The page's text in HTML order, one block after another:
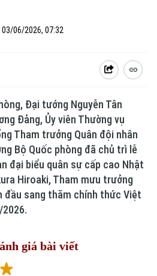
03/06/2026, 07:32
Đại tướng Nguyễn Tân
Đảng, Ủy viên Thường vụ
Tham trưởng Quân đội nhân
Bộ Quốc phòng đã chủ trì lễ
đại biểu quân sự cấp cao Nhật
Hiroaki, Tham mưu trưởng
đầu sang thăm chính thức Việt
giá bài viết